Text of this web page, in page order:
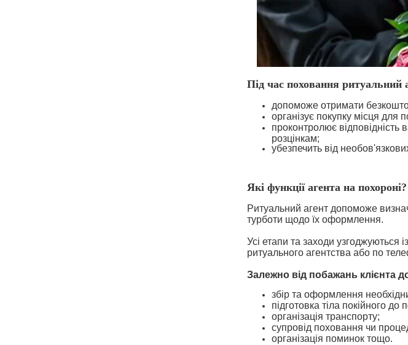
Під час поховання ритуальний
допоможе отримати
організує покупку місця для
проконтролює
розцінкам;
убезпечить від
Які функції агента на похороні?
Ритуальний агент допоможе
турботи щодо їх оформлення.
Усі етапи та заходи узгоджуються
ритуального агентства або по
Залежно від побажань клієнта
збір та оформлення
підготовка тіла покійного до
організація транспорту;
супровід поховання чи
організація поминок тощо.